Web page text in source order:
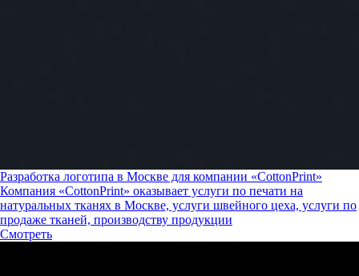
Разработка логотипа в Москве для компании «CottonPrint»
Компания «CottonPrint» оказывает услуги по печати на
натуральных тканях в Москве, услуги швейного цеха, услуги по
продаже тканей, производству продукции
Смотреть